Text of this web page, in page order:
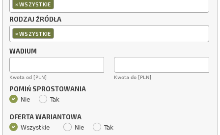
×WSZYSTKIE
RODZAJ ŹRÓDŁA
×WSZYSTKIE
WADIUM
Kwota od [PLN] Kwota do [PLN]
POMIŃ SPROSTOWANIA
Nie Tak
OFERTA WARIANTOWA
Wszystkie Nie Tak